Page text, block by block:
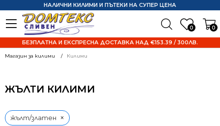
0 0
НАЛИЧНИ КИЛИМИ И ПЪТЕКИ НА СУПЕР ЦЕНА
БЕЗПЛАТНА И ЕКСПРЕСНА ДОСТАВКА НАД €153.39 / 300ЛВ.
Магазин за килими Килими
ЖЪЛТИ КИЛИМИ
жълт/златен ×